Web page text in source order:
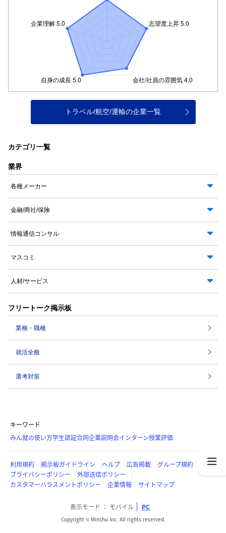
トラベル/航空/運輸の企業一覧
カテゴリ一覧
業界
各種メーカー
金融/商社/保険
情報通信コンサル
マスコミ
人材/サービス
フリートーク掲示板
業種・職種
就活全般
選考対策
キーワード
みん就の使い方学生認証合同企業説明会インターン授業評価
利用規約 掲示板ガイドライン ヘルプ 広告掲載
グループ規約
プライバシーポリシー
外部送信ポリシー
カスタマーハラスメントポリシー
企業情報 サイトマップ
表示モード モバイル PC
Copyright © Minshu Inc. All rights reserved.